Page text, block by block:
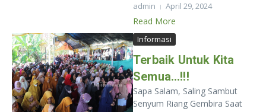
admin April 29, 2024
Read More
Informasi
Terbaik Untuk Kita
Semua…!!!
Sapa Salam, Saling Sambut
Senyum Riang Gembira Saat